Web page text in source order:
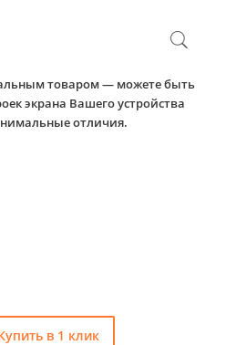
товаром — можете быть
экрана Вашего устройства
отличия.
в 1 клик